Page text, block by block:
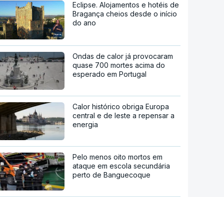
Eclipse. Alojamentos e hotéis de
Bragança cheios desde o início
do ano
Ondas de calor já provocaram
quase 700 mortes acima do
esperado em Portugal
Calor histórico obriga Europa
central e de leste a repensar a
energia
Pelo menos oito mortos em
ataque em escola secundária
perto de Banguecoque